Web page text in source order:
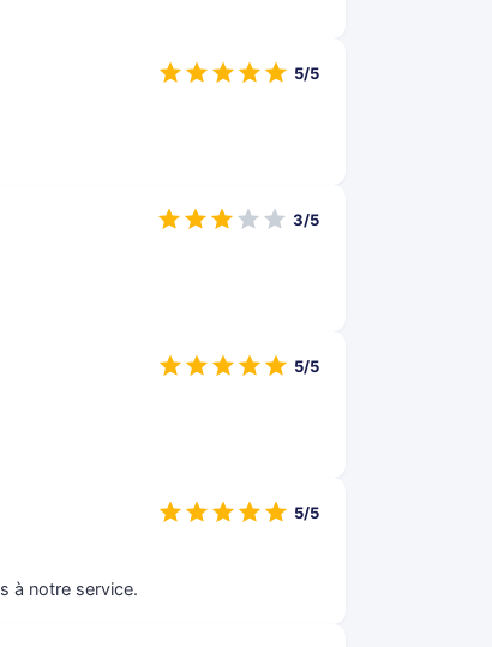
5/5
3/5
5/5
à notre service.
5/5